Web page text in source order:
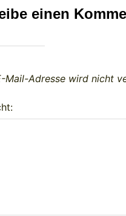
einen
Mail-Adresse wird nicht